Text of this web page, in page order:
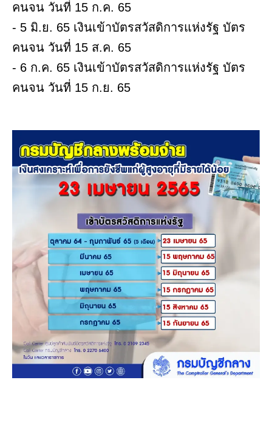
คนจน วันที่ 15 ก.ค. 65
- 5 มิ.ย. 65 เงินเข้าบัตรสวัสดิการแห่งรัฐ บัตร
คนจน วันที่ 15 ส.ค. 65
- 6 ก.ค. 65 เงินเข้าบัตรสวัสดิการแห่งรัฐ บัตร
คนจน วันที่ 15 ก.ย. 65